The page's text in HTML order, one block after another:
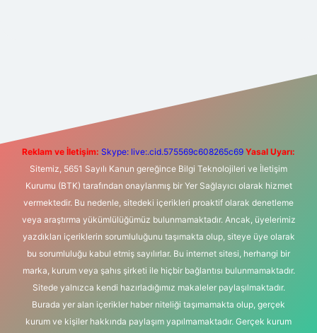
m elexbet
Reklam ve İletişim: Skype: live:.cid.575569c608265c69 Yasal Uyarı:
Sitemiz, 5651 Sayılı Kanun gereğince Bilgi Teknolojileri ve İletişim
Kurumu (BTK) tarafından onaylanmış bir Yer Sağlayıcı olarak hizmet
vermektedir. Bu nedenle, sitedeki içerikleri proaktif olarak denetleme
veya araştırma yükümlülüğümüz bulunmamaktadır. Ancak, üyelerimiz
yazdıkları içeriklerin sorumluluğunu taşımakta olup, siteye üye olarak
bu sorumluluğu kabul etmiş sayılırlar. Bu internet sitesi, herhangi bir
marka, kurum veya şahıs şirketi ile hiçbir bağlantısı bulunmamaktadır.
Sitede yalnızca kendi hazırladığımız makaleler paylaşılmaktadır.
Burada yer alan içerikler haber niteliği taşımamakta olup, gerçek
kurum ve kişiler hakkında paylaşım yapılmamaktadır. Gerçek kurum